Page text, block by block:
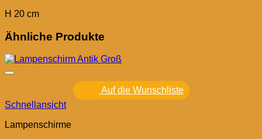
H 20 cm
Ähnliche Produkte
Auf die Wunschliste
Schnellansicht
Lampenschirme